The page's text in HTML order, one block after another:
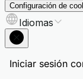
Configuración de
Idiomas